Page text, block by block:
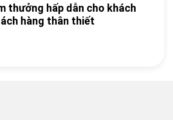
thưởng hấp dẫn cho khách
hàng thân thiết